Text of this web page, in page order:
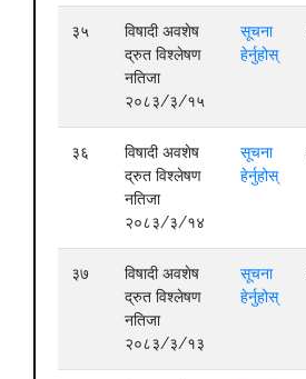
३५
विषादी अवशेष
द्रुत विश्लेषण
नतिजा
२०८३/३/१५
सूचना
हेर्नुहोस्
३६
विषादी अवशेष
द्रुत विश्लेषण
नतिजा
२०८३/३/१४
सूचना
हेर्नुहोस्
३७
विषादी अवशेष
द्रुत विश्लेषण
नतिजा
२०८३/३/१३
सूचना
हेर्नुहोस्